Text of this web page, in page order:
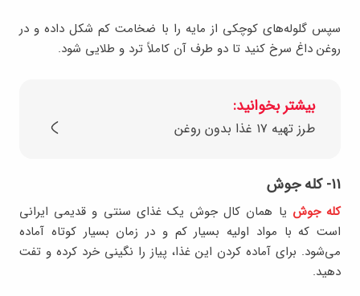
سپس گلوله‌های کوچکی از مایه را با ضخامت کم شکل داده و در
روغن داغ سرخ کنید تا دو طرف آن کاملاً ترد و طلایی شود.
بیشتر بخوانید:
طرز تهیه ۱۷ غذا بدون روغن
۱۱- کله جوش
کله جوش یا همان کال جوش یک غذای سنتی و قدیمی ایرانی
است که با مواد اولیه بسیار کم و در زمان بسیار کوتاه آماده
می‌شود. برای آماده کردن این غذا، پیاز را نگینی خرد کرده و تفت
دهید.